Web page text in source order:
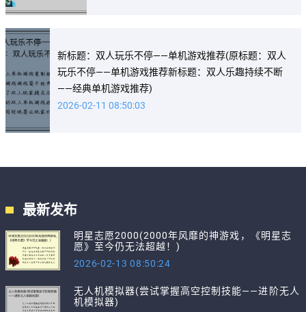
新标题：双人玩乐不停——单机游戏推荐(原标题：双人
玩乐不停——单机游戏推荐新标题：双人乐趣持续不断
——经典单机游戏推荐)
2026-02-11 08:50:03
最新发布
明星志愿2000(2000年风靡的神游戏，《明星志
愿》至今仍无法超越！)
2026-02-13 08:50:24
无人机模拟器(尝试掌握高空控制技能——进阶无人
机模拟器)